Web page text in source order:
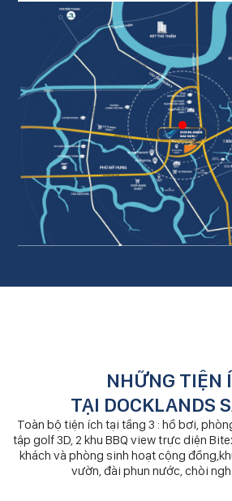
NHỮNG TIỆN
TẠI DOCKLANDS
Toàn bộ tiện ích tại tầng 3 : hồ bơi,
tập golf 3D, 2 khu BBQ view trực diện
khách và phòng sinh hoạt cộng
vườn, đài phun nước, chòi